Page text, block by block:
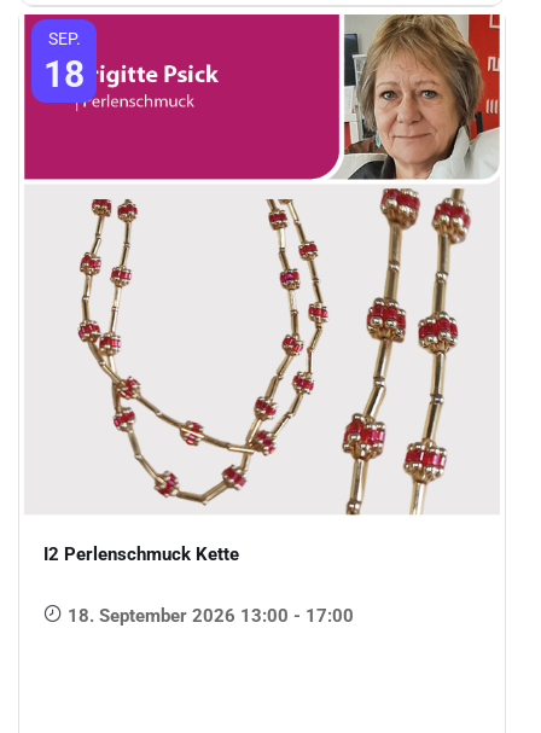
SEP.
18
I2 Perlenschmuck Kette
18. September 2026 13:00 - 17:00